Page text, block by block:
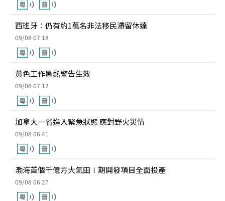
西班牙：仍有約1萬名非法移民滯留休達
09/08 07:18
黃色工作暑熱警告生效
09/08 07:12
加拿大一省進入緊急狀態 應對野火災情
09/08 06:41
渤海首個千億方大氣田Ⅰ期開發項目全面投產
09/08 06:27